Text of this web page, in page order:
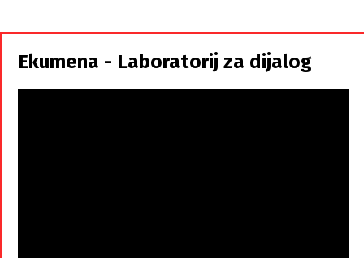
Srbi,
istorodna
braća
Ekumena - Laboratorij za dijalog